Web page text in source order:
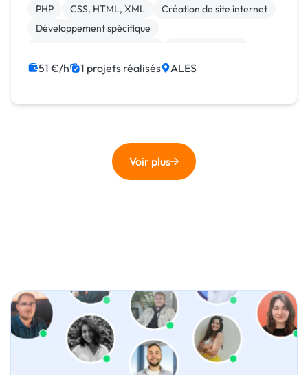
complète d'applications Internet métier avec une...
PHP CSS, HTML, XML
Création de site internet
Développement spécifique
Formation
51 €/h 1 projets réalisés ALES
Voir plus